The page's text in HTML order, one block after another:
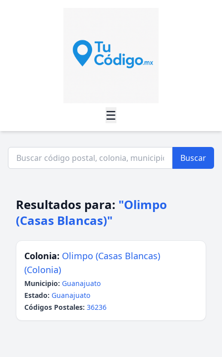
☰
Buscar
Resultados para: "Olimpo
(Casas Blancas)"
Colonia: Olimpo (Casas Blancas)
(Colonia)
Municipio: Guanajuato
Estado: Guanajuato
Códigos Postales: 36236